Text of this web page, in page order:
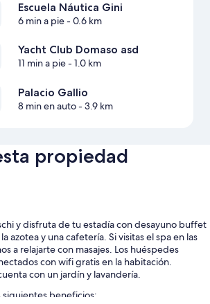
Escuela Náutica Gini
6 min a pie- 0.6 km
Yacht Club Domaso asd
11 min a pie- 1.0 km
Palacio Gallio
8 min en auto- 3.9 km
propiedad
y disfruta de tu estadía con desayuno buffet
azotea y una cafetería. Si visitas el spa en las
a relajarte con masajes. Los huéspedes
con wifi gratis en la habitación.
con un jardín y lavandería.
siguientes beneficios: